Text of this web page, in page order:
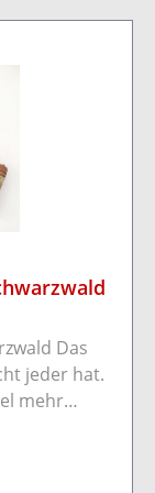
Das
jeder hat.
mehr